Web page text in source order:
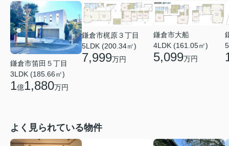
鎌倉市笛田５丁目
3LDK (185.66㎡)
1億1,880万円
鎌倉市梶原３丁目
5LDK (200.34㎡)
7,999万円
鎌倉市大船
4LDK (161.05㎡)
5,099万円
よく見られている物件